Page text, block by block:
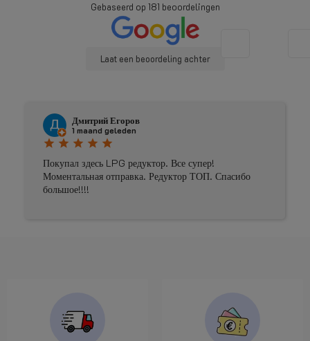
Gebaseerd op 181 beoordelingen
Laat een beoordeling achter
Дмитрий Егоров
1 maand geleden
star star star star star
Покупал здесь LPG редуктор. Все супер!
Моментальная отправка. Редуктор ТОП. Спасибо
большое!!!!